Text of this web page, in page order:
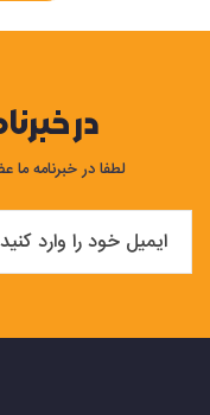
در
لطفا در خبرنامه